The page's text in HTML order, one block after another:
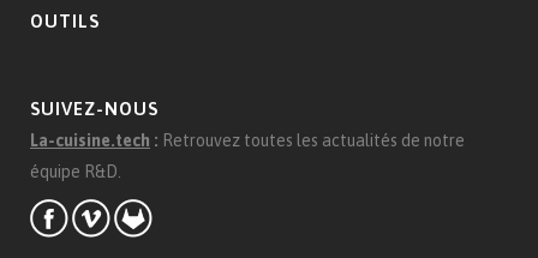
OUTILS
SUIVEZ-NOUS
La-cuisine.tech : Retrouvez toutes les actualités de notre
équipe R&D.